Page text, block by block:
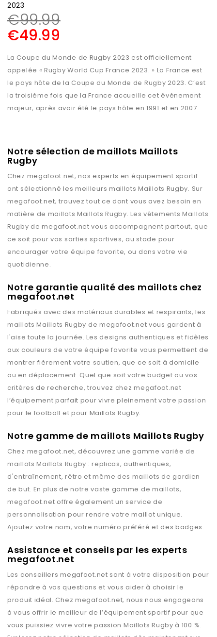
2023
€99.99
€49.99
La Coupe du Monde de Rugby 2023 est officiellement
appelée « Rugby World Cup France 2023. » La France est
le pays hôte de la Coupe du Monde de Rugby 2023. C’est
la troisième fois que la France accueille cet événement
majeur, après avoir été le pays hôte en 1991 et en 2007.
Notre sélection de maillots Maillots
Rugby
Chez megafoot.net, nos experts en équipement sportif
ont sélectionné les meilleurs maillotsMaillots Rugby. Sur
megafoot.net, trouvez tout ce dont vous avez besoin en
matière de maillots Maillots Rugby. Les vêtementsMaillots
Rugby demegafoot.net vous accompagnent partout, que
ce soit pour vos sorties sportives, au stade pour
encourager votre équipe favorite, ou dans votre vie
quotidienne.
Notre garantie qualité des maillots chez
megafoot.net
Fabriqués avec des matériaux durables et respirants, les
maillotsMaillots Rugby de megafoot.net vous gardent à
l'aise toute la journée. Les designs authentiques et fidèles
aux couleurs de votre équipe favorite vous permettent de
montrer fièrement votre soutien, que ce soit à domicile
ou en déplacement. Quel que soit votre budget ou vos
critères de recherche, trouvez chezmegafoot.net
l’équipement parfait pour vivre pleinement votre passion
pour le football et pour Maillots Rugby.
Notre gamme de maillots Maillots Rugby
Chez megafoot.net, découvrez une gamme variée de
maillotsMaillots Rugby : replicas, authentiques,
d'entraînement, rétro et même des maillots de gardien
de but. En plus de notre vaste gamme de maillots,
megafoot.net offre également un service de
personnalisation pour rendre votre maillot unique.
Ajoutez votre nom, votre numéro préféré et des badges.
Assistance et conseils par les experts
megafoot.net
Les conseillersmegafoot.net sont à votre disposition pour
répondre à vos questions et vous aider à choisir le
produit idéal. Chez megafoot.net, nous nous engageons
à vous offrir le meilleur de l’équipement sportif pour que
vous puissiez vivre votre passion Maillots Rugby à 100 %.